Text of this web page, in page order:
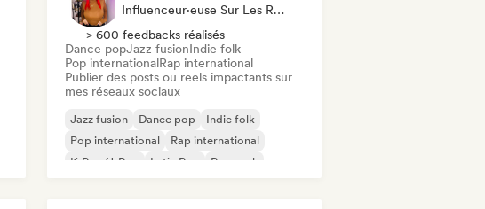
Influenceur·euse Sur Les Réseaux Sociaux
> 600 feedbacks réalisés
Dance popJazz fusionIndie folk
Pop internationalRap international
Publier des posts ou reels impactants sur
mes réseaux sociaux
Jazz fusion Dance pop
Indie folk
Pop international
Rap international
K-Pop/J-Pop
Latin Pop Pop rock